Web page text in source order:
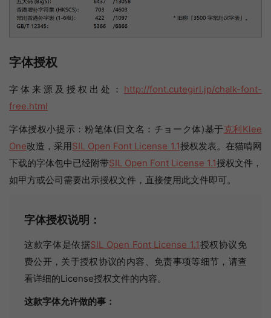
字体授权
字体来源及授权出处： http://font.cutegirl.jp/chalk-font-
free.html
字体授权小提示：粉笔体(日文名：チョーク体)基于克利Klee
One改造，采用SIL Open Font License 1.1授权发表。在猫啃网
下载的字体包中已经附带SIL Open Font License 1.1授权文件，
如甲方或公司需要出示授权文件，直接使用此文件即可。
字体授权说明：
这款字体是依据SIL Open Font License 1.1授权协议免
费公开，关于授权协议的内容、免责事项等细节，请查
看详细的License授权文件的内容。
这款字体允许做的事：